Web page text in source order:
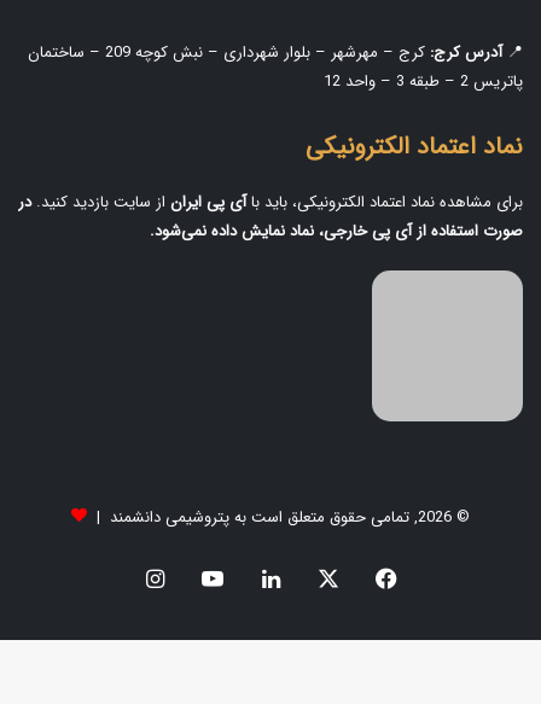
📍آدرس کرج:
کرج – مهرشهر – بلوار شهرداری – نبش کوچه 209 – ساختمان
پاتریس 2 – طبقه 3 – واحد 12
نماد اعتماد الکترونیکی
برای مشاهده نماد اعتماد الکترونیکی، باید باآی‌ پی ایران از سایت بازدید کنید.در
صورت استفاده از آی‌ پی خارجی، نماد نمایش داده نمی‌شود.
© 2026, تمامی حقوق متعلق است به پتروشیمی دانشمند |